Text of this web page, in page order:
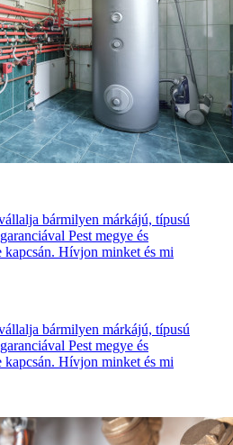
bármilyen márkájú, típusú
Pest megye és
Hívjon minket és mi
bármilyen márkájú, típusú
Pest megye és
Hívjon minket és mi